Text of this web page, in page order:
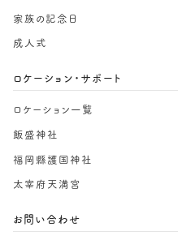
家族の記念日
成人式
ロケーション・サポート
ロケーション一覧
飯盛神社
福岡縣護国神社
太宰府天満宮
お問い合わせ